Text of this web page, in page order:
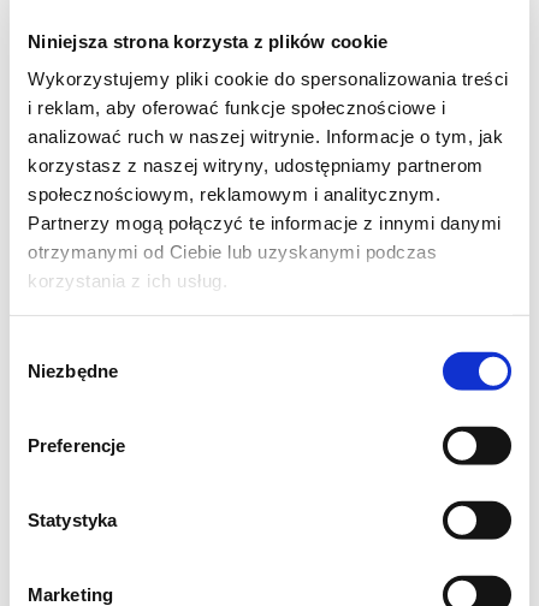
Niniejsza strona korzysta z plików cookie
Wykorzystujemy pliki cookie do spersonalizowania treści
i reklam, aby oferować funkcje społecznościowe i
analizować ruch w naszej witrynie. Informacje o tym, jak
korzystasz z naszej witryny, udostępniamy partnerom
społecznościowym, reklamowym i analitycznym.
Partnerzy mogą połączyć te informacje z innymi danymi
otrzymanymi od Ciebie lub uzyskanymi podczas
korzystania z ich usług.
zgody
Niezbędne
Preferencje
Statystyka
Marketing
imbir 4 cm
2 łodygi selera naciowego
1 kg żołądków kaczych (wcześniej
ugotowanych)
1 łyżka czerwonej pasty curry
0,5 litra mleka kokosowego
sos sojowy
2 łyżki oleju do smażenia
Przygotowanie: